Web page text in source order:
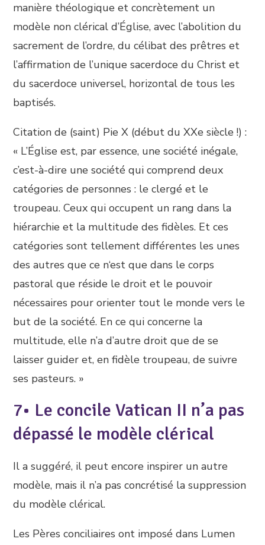
manière théologique et concrètement un
modèle non clérical d’Église, avec l’abolition du
sacrement de l’ordre, du célibat des prêtres et
l’affirmation de l’unique sacerdoce du Christ et
du sacerdoce universel, horizontal de tous les
baptisés.
Citation de (saint) Pie X (début du XXe siècle !) :
« L’Église est, par essence, une société inégale,
c’est-à-dire une société qui comprend deux
catégories de personnes : le clergé et le
troupeau. Ceux qui occupent un rang dans la
hiérarchie et la multitude des fidèles. Et ces
catégories sont tellement différentes les unes
des autres que ce n‘est que dans le corps
pastoral que réside le droit et le pouvoir
nécessaires pour orienter tout le monde vers le
but de la société. En ce qui concerne la
multitude, elle n’a d’autre droit que de se
laisser guider et, en fidèle troupeau, de suivre
ses pasteurs. »
7• Le concile Vatican II n’a pas
dépassé le modèle clérical
Il a suggéré, il peut encore inspirer un autre
modèle, mais il n’a pas concrétisé la suppression
du modèle clérical.
Les Pères conciliaires ont imposé dans Lumen